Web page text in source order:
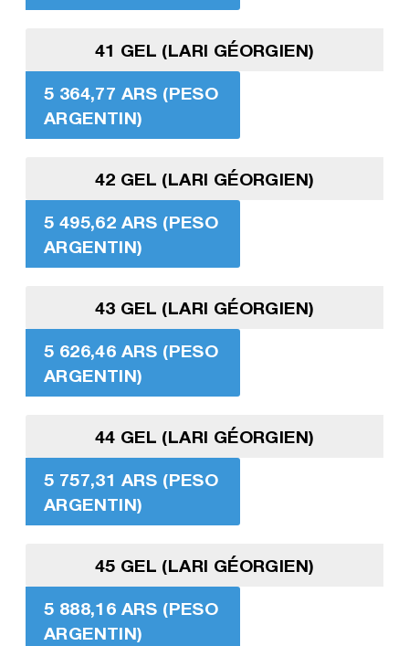
41 GEL (LARI GÉORGIEN)
5 364,77 ARS (PESO
ARGENTIN)
42 GEL (LARI GÉORGIEN)
5 495,62 ARS (PESO
ARGENTIN)
43 GEL (LARI GÉORGIEN)
5 626,46 ARS (PESO
ARGENTIN)
44 GEL (LARI GÉORGIEN)
5 757,31 ARS (PESO
ARGENTIN)
45 GEL (LARI GÉORGIEN)
5 888,16 ARS (PESO
ARGENTIN)